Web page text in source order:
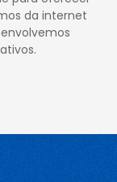
da internet